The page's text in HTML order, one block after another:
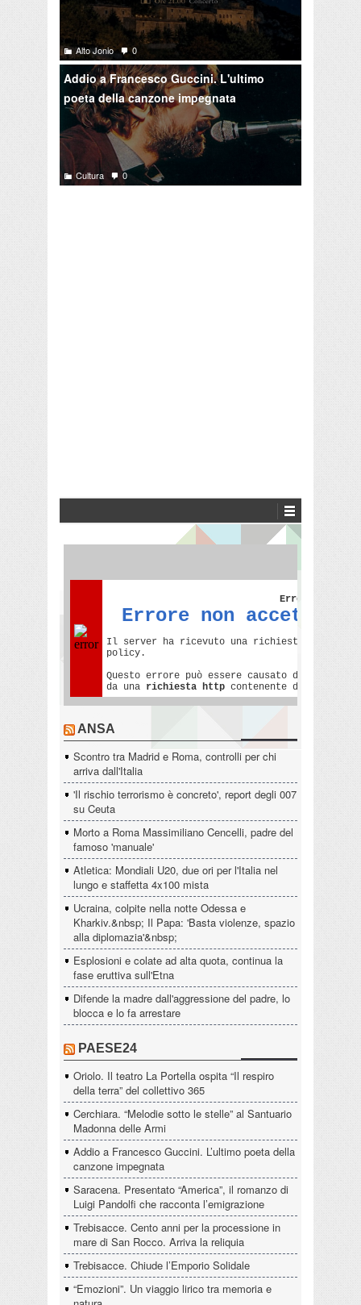
Alto Jonio 0
Addio a Francesco Guccini. L'ultimo
poeta della canzone impegnata
Cultura 0
ANSA
Scontro tra Madrid e Roma, controlli per chi
arriva dall'Italia
'Il rischio terrorismo è concreto', report degli 007
su Ceuta
Morto a Roma Massimiliano Cencelli, padre del
famoso 'manuale'
Atletica: Mondiali U20, due ori per l'Italia nel
lungo e staffetta 4x100 mista
Ucraina, colpite nella notte Odessa e
Kharkiv.&nbsp; Il Papa: 'Basta violenze, spazio
alla diplomazia'&nbsp;
Esplosioni e colate ad alta quota, continua la
fase eruttiva sull'Etna
Difende la madre dall'aggressione del padre, lo
blocca e lo fa arrestare
PAESE24
Oriolo. Il teatro La Portella ospita “Il respiro
della terra” del collettivo 365
Cerchiara. “Melodie sotto le stelle” al Santuario
Madonna delle Armi
Addio a Francesco Guccini. L’ultimo poeta della
canzone impegnata
Saracena. Presentato “America”, il romanzo di
Luigi Pandolfi che racconta l’emigrazione
Trebisacce. Cento anni per la processione in
mare di San Rocco. Arriva la reliquia
Trebisacce. Chiude l’Emporio Solidale
“Emozioni”. Un viaggio lirico tra memoria e